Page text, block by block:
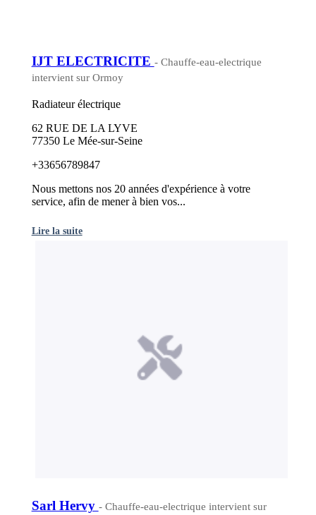
IJT ELECTRICITE - Chauffe-eau-electrique
intervient sur Ormoy
Radiateur électrique
62 RUE DE LA LYVE
77350 Le Mée-sur-Seine
+33656789847
Nous mettons nos 20 années d'expérience à votre
service, afin de mener à bien vos...
Lire la suite
Sarl Hervy - Chauffe-eau-electrique intervient sur